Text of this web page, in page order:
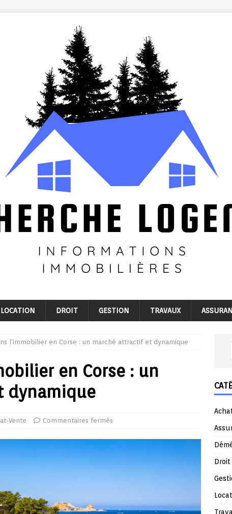
LOCATION DROIT GESTION TRAVAUX
l’immobilier en Corse : un marché attractif et dynamique
en Corse : un
dynamique
Vente Commentaires fermés
Droit